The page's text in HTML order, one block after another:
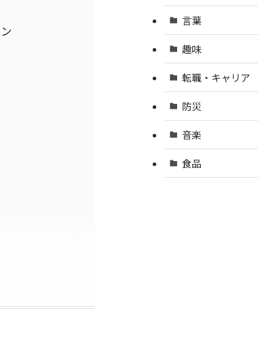
言葉
趣味
転職・キャリア
防災
音楽
食品